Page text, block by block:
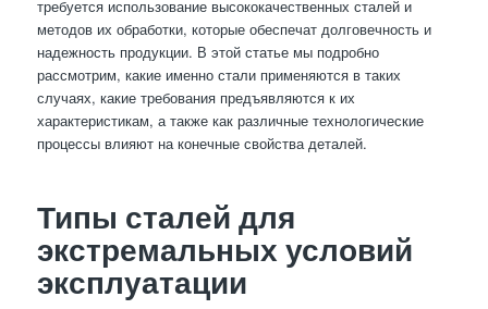
требуется использование высококачественных сталей и
методов их обработки, которые обеспечат долговечность и
надежность продукции. В этой статье мы подробно
рассмотрим, какие именно стали применяются в таких
случаях, какие требования предъявляются к их
характеристикам, а также как различные технологические
процессы влияют на конечные свойства деталей.
Типы сталей для
экстремальных условий
эксплуатации